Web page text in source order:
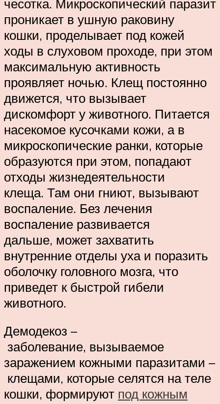
чесотка. Микроскопический паразит
проникает в ушную раковину
кошки, проделывает под кожей
ходы в слуховом проходе, при этом
максимальную активность
проявляет ночью. Клещ постоянно
движется, что вызывает
дискомфорт у животного. Питается
насекомое кусочками кожи, а в
микроскопические ранки, которые
образуются при этом, попадают
отходы жизнедеятельности
клеща. Там они гниют, вызывают
воспаление. Без лечения
воспаление развивается
дальше, может захватить
внутренние отделы уха и поразить
оболочку головного мозга, что
приведет к быстрой гибели
животного.
Демодекоз –
заболевание, вызываемое
заражением кожными паразитами –
клещами, которые селятся на теле
кошки, формируют под кожным